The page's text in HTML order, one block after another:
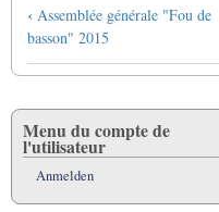
Links
für
das
Blättern
im
Buch
Assemblée
générale
"Fou
‹ Assemblée générale "Fou de
basson" 2015
Menu du compte de
l'utilisateur
Anmelden